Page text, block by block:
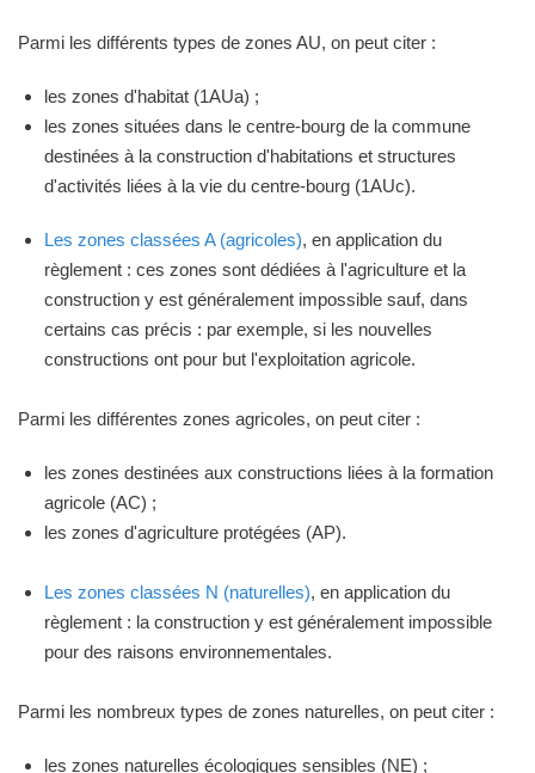
Parmi les différents types de zones AU, on peut citer :
les zones d'habitat (1AUa) ;
les zones situées dans le centre-bourg de la commune
destinées à la construction d'habitations et structures
d'activités liées à la vie du centre-bourg (1AUc).
Les zones classées A (agricoles), en application du
règlement : ces zones sont dédiées à l'agriculture et la
construction y est généralement impossible sauf, dans
certains cas précis : par exemple, si les nouvelles
constructions ont pour but l'exploitation agricole.
Parmi les différentes zones agricoles, on peut citer :
les zones destinées aux constructions liées à la formation
agricole (AC) ;
les zones d'agriculture protégées (AP).
Les zones classées N (naturelles), en application du
règlement : la construction y est généralement impossible
pour des raisons environnementales.
Parmi les nombreux types de zones naturelles, on peut citer :
les zones naturelles écologiques sensibles (NE) ;